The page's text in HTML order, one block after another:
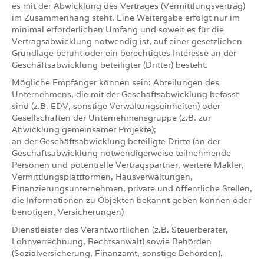
es mit der Abwicklung des Vertrages (Vermittlungsvertrag)
im Zusammenhang steht. Eine Weitergabe erfolgt nur im
minimal erforderlichen Umfang und soweit es für die
Vertragsabwicklung notwendig ist, auf einer gesetzlichen
Grundlage beruht oder ein berechtigtes Interesse an der
Geschäftsabwicklung beteiligter (Dritter) besteht.
Mögliche Empfänger können sein: Abteilungen des
Unternehmens, die mit der Geschäftsabwicklung befasst
sind (z.B. EDV, sonstige Verwaltungseinheiten) oder
Gesellschaften der Unternehmensgruppe (z.B. zur
Abwicklung gemeinsamer Projekte);
an der Geschäftsabwicklung beteiligte Dritte (an der
Geschäftsabwicklung notwendigerweise teilnehmende
Personen und potentielle Vertragspartner, weitere Makler,
Vermittlungsplattformen, Hausverwaltungen,
Finanzierungsunternehmen, private und öffentliche Stellen,
die Informationen zu Objekten bekannt geben können oder
benötigen, Versicherungen)
Dienstleister des Verantwortlichen (z.B. Steuerberater,
Lohnverrechnung, Rechtsanwalt) sowie Behörden
(Sozialversicherung, Finanzamt, sonstige Behörden),